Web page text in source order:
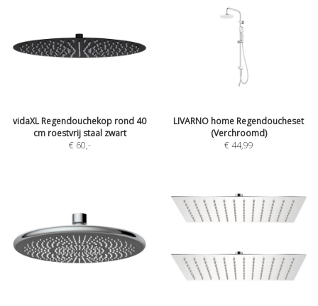
vidaXL Regendouchekop rond 40
cm roestvrij staal zwart
€ 60,-
LIVARNO home Regendoucheset
(Verchroomd)
€ 44,99